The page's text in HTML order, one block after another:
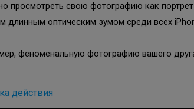
просмотреть свою фотографию как
длинным оптическим зумом среди всех
феноменальную фотографию вашего
действия